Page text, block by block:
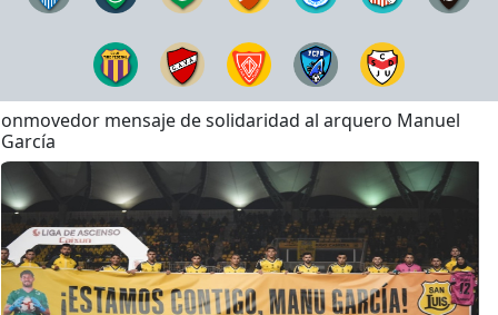
onmovedor mensaje de solidaridad al arquero Manuel
García